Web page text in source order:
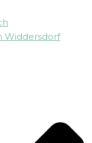
Widdersdorf